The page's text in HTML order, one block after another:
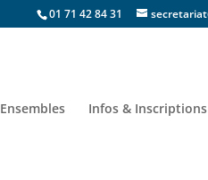
01 71 42 84 31
Ensembles Infos & Inscriptions